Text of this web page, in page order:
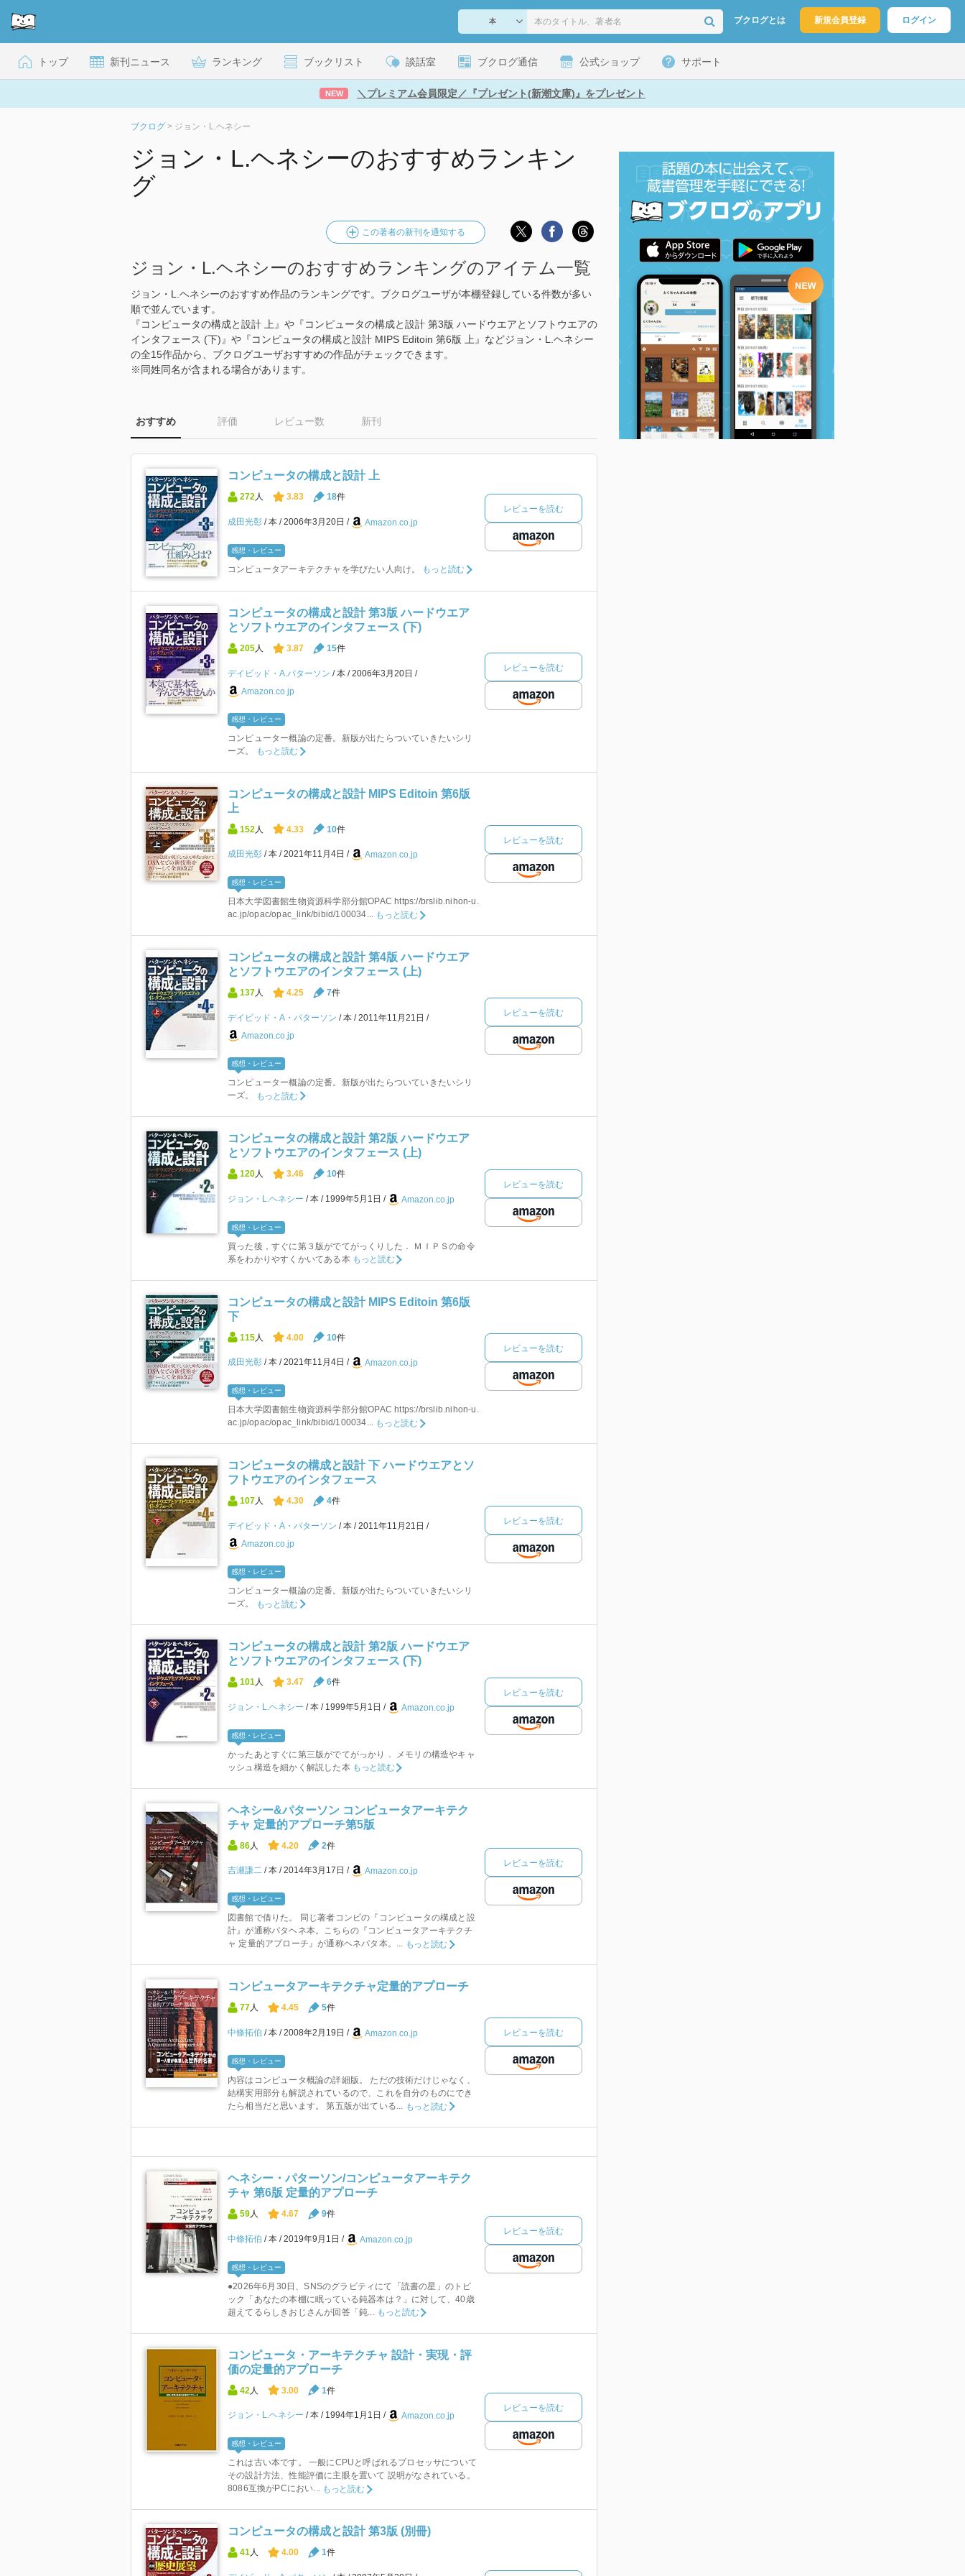
ブクログとは 新規会員登録 ログイン
トップ 新刊ニュース ランキング ブックリスト 談話室 ブクログ通信 公式ショップ サポート
NEW ＼プレミアム会員限定／『プレゼント(新潮文庫)』をプレゼント
ブクログ > ジョン・L.ヘネシー
ジョン・L.ヘネシーのおすすめランキン
グ
この著者の新刊を通知する
ジョン・L.ヘネシーのおすすめランキングのアイテム一覧
ジョン・L.ヘネシーのおすすめ作品のランキングです。ブクログユーザが本棚登録している件数が多い
順で並んでいます。
『コンピュータの構成と設計 上』や『コンピュータの構成と設計 第3版 ハードウエアとソフトウエアの
インタフェース (下)』や『コンピュータの構成と設計 MIPS Editoin 第6版 上』などジョン・L.ヘネシー
の全15作品から、ブクログユーザおすすめの作品がチェックできます。
※同姓同名が含まれる場合があります。
おすすめ 評価 レビュー数 新刊
コンピュータの構成と設計 上
272人 3.83 18件
成田光彰 本 2006年3月20日 Amazon.co.jp
感想・レビュー
コンピュータアーキテクチャを学びたい人向け。 もっと読む
レビューを読む
コンピュータの構成と設計 第3版 ハードウエア
とソフトウエアのインタフェース (下)
205人 3.87 15件
デイビッド・A.パターソン 本
2006年3月20日
Amazon.co.jp
感想・レビュー
コンピューター概論の定番。新版が出たらついていきたいシリ
ーズ。
もっと読む
レビューを読む
コンピュータの構成と設計 MIPS Editoin 第6版
上
152 人 4.33 10件
成田光彰 本 2021年11月4日 Amazon.co.jp
感想・レビュー
日本大学図書館生物資源科学部分館OPAC https://brslib.nihon-u.
ac.jp/opac/opac_link/bibid/100034... もっと読む
レビューを読む
コンピュータの構成と設計 第4版 ハードウエア
とソフトウエアのインタフェース (上)
137人 4.25 7件
デイビッド・A・パターソン 本
2011年11月21日
Amazon.co.jp
感想・レビュー
コンピューター概論の定番。新版が出たらついていきたいシリ
ーズ。
もっと読む
レビューを読む
コンピュータの構成と設計 第2版 ハードウエア
とソフトウエアのインタフェース (上)
120 人 3.46 10件
ジョン・L.ヘネシー 本 1999年5月1日 Amazon.co.jp
感想・レビュー
買った後，すぐに第３版がでてがっくりした． ＭＩＰＳの命令
系をわかりやすくかいてある本 もっと読む
レビューを読む
コンピュータの構成と設計 MIPS Editoin 第6版
下
115 人 4.00 10件
成田光彰 本 2021年11月4日 Amazon.co.jp
感想・レビュー
日本大学図書館生物資源科学部分館OPAC https://brslib.nihon-u.
ac.jp/opac/opac_link/bibid/100034... もっと読む
レビューを読む
コンピュータの構成と設計 下 ハードウエアとソ
フトウエアのインタフェース
107人 4.30 4件
デイビッド・A・パターソン 本
2011年11月21日
Amazon.co.jp
感想・レビュー
コンピューター概論の定番。新版が出たらついていきたいシリ
ーズ。
もっと読む
レビューを読む
コンピュータの構成と設計 第2版 ハードウエア
とソフトウエアのインタフェース (下)
101 人 3.47 6件
ジョン・L.ヘネシー 本 1999年5月1日 Amazon.co.jp
感想・レビュー
かったあとすぐに第三版がでてがっかり． メモリの構造やキャ
ッシュ構造を細かく解説した本 もっと読む
レビューを読む
ヘネシー&パターソン コンピュータアーキテク
チャ 定量的アプローチ第5版
86 人 4.20 2件
吉瀬謙二 本 2014年3月17日 Amazon.co.jp
感想・レビュー
図書館で借りた。 同じ著者コンビの『コンピュータの構成と設
計』が通称パタヘネ本。こちらの『コンピュータアーキテクチ
ャ 定量的アプローチ』が通称ヘネパタ本。... もっと読む
レビューを読む
コンピュータアーキテクチャ定量的アプローチ
77人 4.45 5件
中條拓伯 本 2008年2月19日 Amazon.co.jp
感想・レビュー
内容はコンピュータ概論の詳細版。 ただの技術だけじゃなく、
結構実用部分も解説されているので、これを自分のものにでき
たら相当だと思います。 第五版が出ている... もっと読む
レビューを読む
ヘネシー・パターソン/コンピュータアーキテク
チャ 第6版 定量的アプローチ
59 人 4.67 9件
中條拓伯 本 2019年9月1日 Amazon.co.jp
感想・レビュー
●2026年6月30日、SNSのグラビティにて「読書の星」のトピ
ック「あなたの本棚に眠っている鈍器本は？」に対して、40歳
超えてるらしきおじさんが回答「鈍...
もっと読む
レビューを読む
コンピュータ・アーキテクチャ 設計・実現・評
価の定量的アプローチ
42 人 3.00 1件
ジョン・L.ヘネシー 本 1994年1月1日 Amazon.co.jp
感想・レビュー
これは古い本です。 一般にCPUと呼ばれるプロセッサについて
その設計方法、性能評価に主眼を置いて 説明がなされている。
8086互換がPCにおい... もっと読む
レビューを読む
コンピュータの構成と設計 第3版 (別冊)
41人 4.00 1件